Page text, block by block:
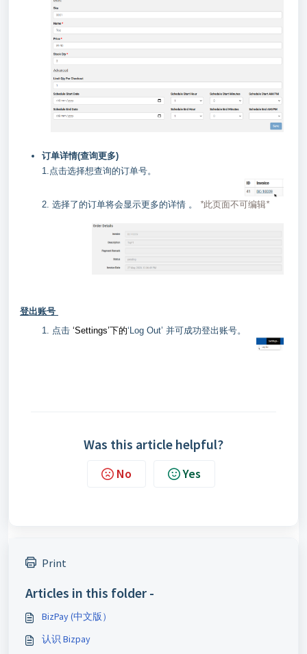
订单详情(查询更多)
1.点击选择想查询的订单号。
2. 选择了的订单将会显示更多的详情 。 *此页面不可编辑*
登出账号
1. 点击 ‘Settings’下的‘Log Out’ 并可成功登出账号。
Was this article helpful?
No Yes
Print
Articles in this folder -
BizPay (中文版）
认识 Bizpay